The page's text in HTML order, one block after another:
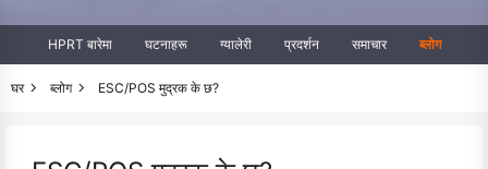
HPRT बारेमा घटनाहरू ग्यालेरी प्रदर्शन समाचार ब्लोग
घर ब्लोग ESC/POS मुद्रक के छ?